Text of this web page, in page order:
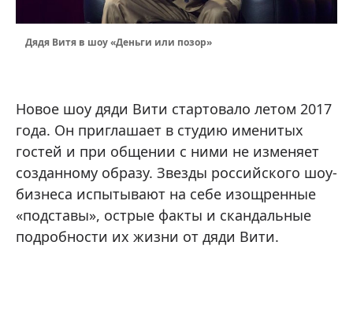
Дядя Витя в шоу «Деньги или позор»
Новое шоу дяди Вити стартовало летом 2017
года. Он приглашает в студию именитых
гостей и при общении с ними не изменяет
созданному образу. Звезды российского шоу-
бизнеса испытывают на себе изощренные
«подставы», острые факты и скандальные
подробности их жизни от дяди Вити.